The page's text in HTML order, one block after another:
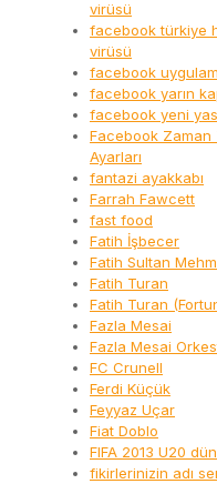
virüsü
facebook türkiye
virüsü
facebook
facebook yarın
facebook yeni
Facebook Zaman
Ayarları
fantazi ayakkabı
Farrah Fawcett
fast food
Fatih İşbecer
Fatih Sultan
Fatih Turan
Fatih Turan
Fazla Mesai
Fazla Mesai
FC Crunell
Ferdi Küçük
Feyyaz Uçar
Fiat Doblo
FIFA 2013 U20
fikirlerinizin adı